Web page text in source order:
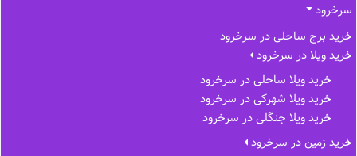
سرخرود
خرید برج ساحلی در سرخرود
خرید ویلا در سرخرود
خرید ویلا ساحلی در سرخرود
خرید ویلا شهرکی در سرخرود
خرید ویلا جنگلی در سرخرود
خرید زمین در سرخرود